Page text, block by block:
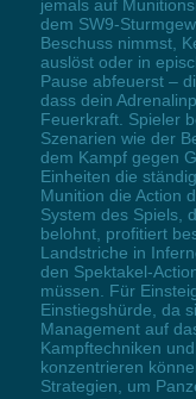
jemals auf
dem SW9-
Beschuss nimmst,
auslöst oder in
Pause abfeuerst –
dass dein
Feuerkraft. Spieler
Szenarien wie der
dem Kampf gegen
Einheiten die
Munition die Action
System des Spiels,
belohnt, profitiert
Landstriche in
den Spektakel-
müssen. Für
Einstiegshürde, da
Management auf
Kampftechniken
konzentrieren
Strategien, um